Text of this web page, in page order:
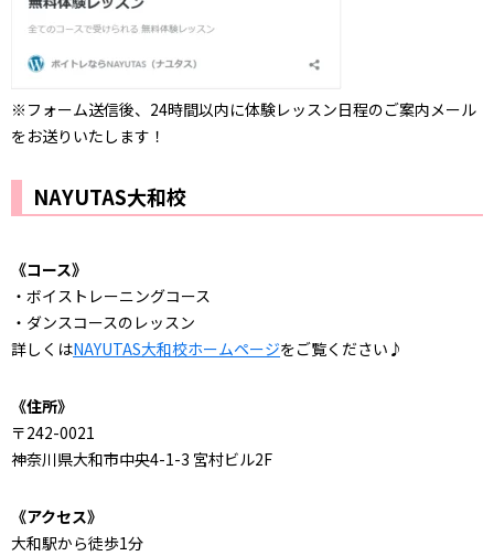
※フォーム送信後、24時間以内に体験レッスン日程のご案内メール
をお送りいたします！
NAYUTAS大和校
《コース》
・ボイストレーニングコース
・ダンスコースのレッスン
詳しくはNAYUTAS大和校ホームページをご覧ください♪
《住所》
〒242-0021
神奈川県大和市中央4-1-3 宮村ビル2F
《アクセス》
大和駅から徒歩1分